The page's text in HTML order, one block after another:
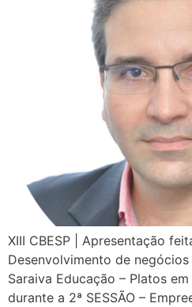
XIII CBESP | Apresentação
Desenvolvimento de
Saraiva Educação – Platos
durante a 2ª SESSÃO –